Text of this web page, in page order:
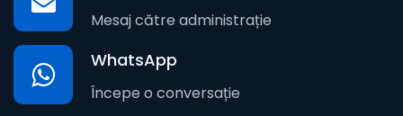
Mesaj către administrație
WhatsApp
Începe o conversație